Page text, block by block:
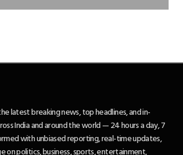
latest breaking news, top headlines, and in-
India and around the world — 24 hours a day, 7
with unbiased reporting, real-time updates,
on politics, business, sports, entertainment,